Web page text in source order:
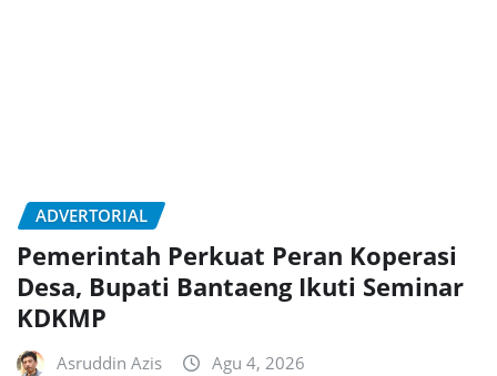
ADVERTORIAL
Pemerintah Perkuat Peran Koperasi
Desa, Bupati Bantaeng Ikuti Seminar
KDKMP
Asruddin Azis Agu 4, 2026